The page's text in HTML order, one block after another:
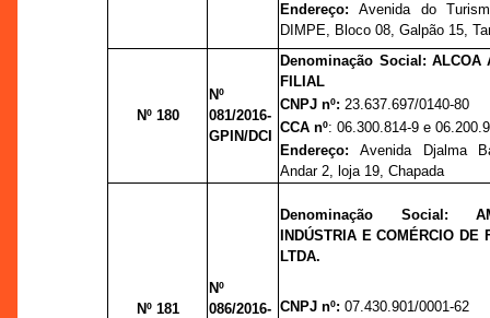
Endereço:Avenida do
DIMPE, Bloco 08, Galpão 15,
Nº 180
Nº
081/2016-
GPIN/DCI
Denominação Social: ALCOA
FILIAL
CNPJ nº:23.637.697/0140-80
CCA nº: 06.300.814-9 e
Endereço:Avenida Djalma
Andar 2, loja 19, Chapada
Nº 181
Nº
086/2016-
Denominação Social:
INDÚSTRIA E COMÉRCIO DE
LTDA.
CNPJ nº:07.430.901/0001-62